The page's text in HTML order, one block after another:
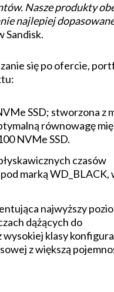
Nasze produkty
najlepiej
Sandisk.
się po ofercie,
SSD; stworzona z
równowagę
NVMe SSD.
czasów
marką WD_BLACK,
najwyższy
dążących do
klasy
z większą